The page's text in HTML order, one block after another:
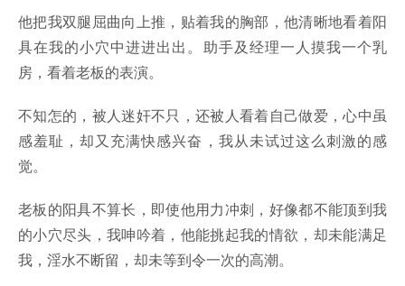
他把我双腿屈曲向上推，贴着我的胸部，他清晰地看着阳
具在我的小穴中进进出出。助手及经理一人摸我一个乳
房，看着老板的表演。
不知怎的，被人迷奸不只，还被人看着自己做爱，心中虽
感羞耻，却又充满快感兴奋，我从未试过这么刺激的感
觉。
老板的阳具不算长，即使他用力冲刺，好像都不能顶到我
的小穴尽头，我呻吟着，他能挑起我的情欲，却未能满足
我，淫水不断留，却未等到令一次的高潮。